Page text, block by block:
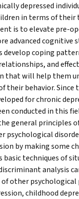
depressed
in terms of their
is to elevate pre-
advanced cognitive
develop coping
and
that will help them
their behavior. Since
for chronic
conducted in this
general principles of
psychological
by making some
basic techniques of
analysis
other psychological
childhood